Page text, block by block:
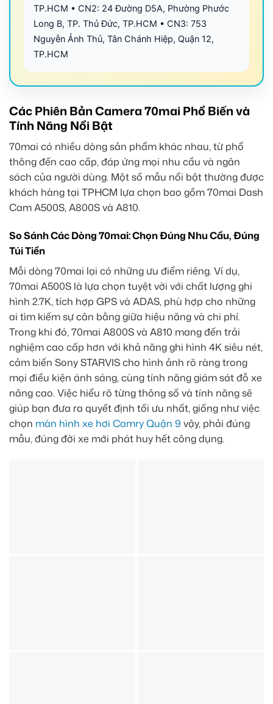
TP.HCM • CN2: 24 Đường D5A, Phường Phước
Long B, TP. Thủ Đức, TP.HCM • CN3: 753
Nguyễn Ảnh Thủ, Tân Chánh Hiệp, Quận 12,
TP.HCM
Các Phiên Bản Camera 70mai Phổ Biến và
Tính Năng Nổi Bật
70mai có nhiều dòng sản phẩm khác nhau, từ phổ
thông đến cao cấp, đáp ứng mọi nhu cầu và ngân
sách của người dùng. Một số mẫu nổi bật thường được
khách hàng tại TPHCM lựa chọn bao gồm 70mai Dash
Cam A500S, A800S và A810.
So Sánh Các Dòng 70mai: Chọn Đúng Nhu Cầu, Đúng
Túi Tiền
Mỗi dòng 70mai lại có những ưu điểm riêng. Ví dụ,
70mai A500S là lựa chọn tuyệt vời với chất lượng ghi
hình 2.7K, tích hợp GPS và ADAS, phù hợp cho những
ai tìm kiếm sự cân bằng giữa hiệu năng và chi phí.
Trong khi đó, 70mai A800S và A810 mang đến trải
nghiệm cao cấp hơn với khả năng ghi hình 4K siêu nét,
cảm biến Sony STARVIS cho hình ảnh rõ ràng trong
mọi điều kiện ánh sáng, cùng tính năng giám sát đỗ xe
nâng cao. Việc hiểu rõ từng thông số và tính năng sẽ
giúp bạn đưa ra quyết định tối ưu nhất, giống như việc
chọn màn hình xe hơi Camry Quận 9 vậy, phải đúng
mẫu, đúng đời xe mới phát huy hết công dụng.